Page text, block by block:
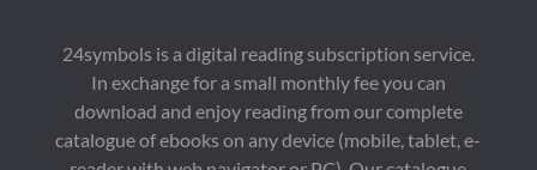
24symbols is a digital reading subscription service.
In exchange for a small monthly fee you can
download and enjoy reading from our complete
catalogue of ebooks on any device (mobile, tablet, e-